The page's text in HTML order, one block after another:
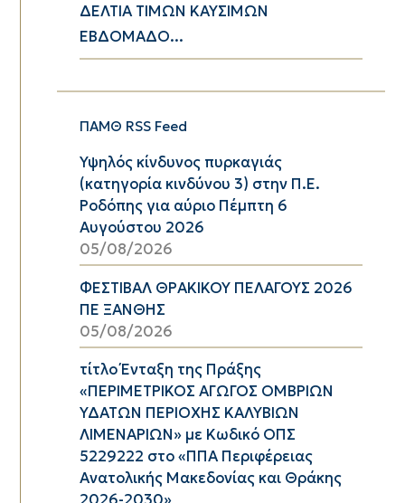
ΔΕΛΤΙΑ ΤΙΜΩΝ ΚΑΥΣΙΜΩΝ
ΕΒΔΟΜΑΔΟ...
ΠΑΜΘ RSS Feed
Υψηλός κίνδυνος πυρκαγιάς
(κατηγορία κινδύνου 3) στην Π.Ε.
Ροδόπης για αύριο Πέμπτη 6
Αυγούστου 2026
05/08/2026
ΦΕΣΤΙΒΑΛ ΘΡΑΚΙΚΟΥ ΠΕΛΑΓΟΥΣ 2026
ΠΕ ΞΑΝΘΗΣ
05/08/2026
τίτλο Ένταξη της Πράξης
«ΠΕΡΙΜΕΤΡΙΚΟΣ ΑΓΩΓΟΣ ΟΜΒΡΙΩΝ
ΥΔΑΤΩΝ ΠΕΡΙΟΧΗΣ ΚΑΛΥΒΙΩΝ
ΛΙΜΕΝΑΡΙΩΝ» με Κωδικό ΟΠΣ
5229222 στο «ΠΠΑ Περιφέρειας
Ανατολικής Μακεδονίας και Θράκης